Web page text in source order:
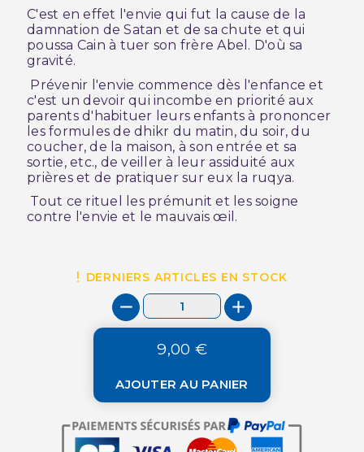
C'est en effet l'envie qui fut la cause de la
damnation de Satan et de sa chute et qui
poussa Cain à tuer son frère Abel. D'où sa
gravité.
Prévenir l'envie commence dès l'enfance et
c'est un devoir qui incombe en priorité aux
parents d'habituer leurs enfants à prononcer
les formules de dhikr du matin, du soir, du
coucher, de la maison, à son entrée et sa
sortie, etc., de veiller à leur assiduité aux
prières et de pratiquer sur eux la ruqya.
Tout ce rituel les prémunit et les soigne
contre l'envie et le mauvais œil.
DERNIERS ARTICLES EN STOCK
9,00 €
AJOUTER AU PANIER